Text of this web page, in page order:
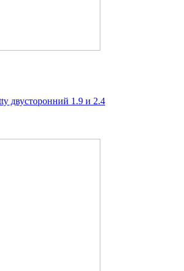
двусторонний 1.9 и 2.4